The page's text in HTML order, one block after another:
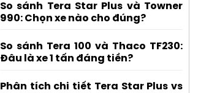
So sánh Tera Star Plus và Towner
990: Chọn xe nào cho đúng?
So sánh Tera 100 và Thaco TF230:
Đâu là xe 1 tấn đáng tiền?
Phân tích chi tiết Tera Star Plus vs